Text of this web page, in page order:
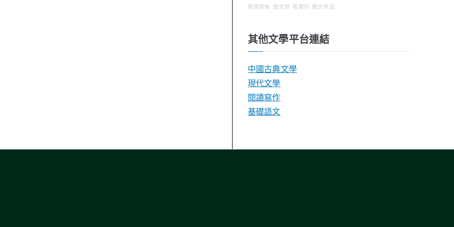
新詩意象 散文詩 張愛玲 散文作品
其他文學平台連結
中國古典文學
現代文學
閱讀寫作
基礎語文